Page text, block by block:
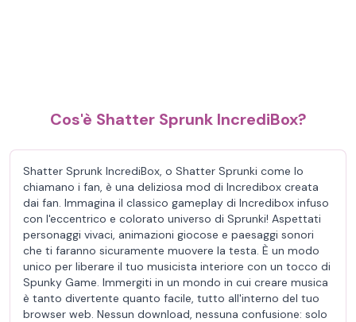
Cos'è Shatter Sprunk IncrediBox?
Shatter Sprunk IncrediBox, o Shatter Sprunki come lo
chiamano i fan, è una deliziosa mod di Incredibox creata
dai fan. Immagina il classico gameplay di Incredibox infuso
con l'eccentrico e colorato universo di Sprunki! Aspettati
personaggi vivaci, animazioni giocose e paesaggi sonori
che ti faranno sicuramente muovere la testa. È un modo
unico per liberare il tuo musicista interiore con un tocco di
Spunky Game. Immergiti in un mondo in cui creare musica
è tanto divertente quanto facile, tutto all'interno del tuo
browser web. Nessun download, nessuna confusione: solo